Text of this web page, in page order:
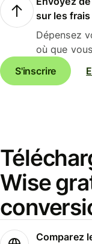
sur les frais
Dépensez
où que
S'inscrire
Wise
Comparez